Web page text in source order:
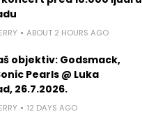
ABOUT 2 HOURS AGO
objektiv: Godsmack,
Pearls @ Luka
26.7.2026.
12 DAYS AGO